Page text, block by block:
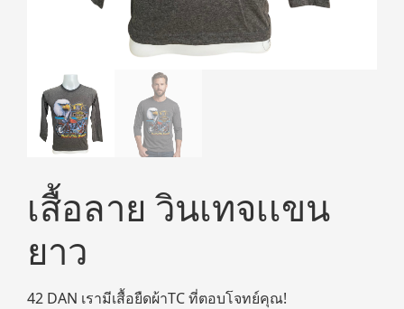
เสื้อลาย วินเทจเเขน
ยาว
42 DAN เรามีเสื้อยืดผ้าTC ที่ตอบโจทย์คุณ!